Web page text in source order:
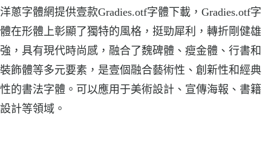
洋蔥字體網提供壹款Gradies.otf字體下載，Gradies.otf字
體在形體上彰顯了獨特的風格，挺勁犀利，轉折剛健雄
強，具有現代時尚感，融合了魏碑體、瘦金體、行書和
裝飾體等多元要素，是壹個融合藝術性、創新性和經典
性的書法字體。可以應用于美術設計、宣傳海報、書籍
設計等領域。